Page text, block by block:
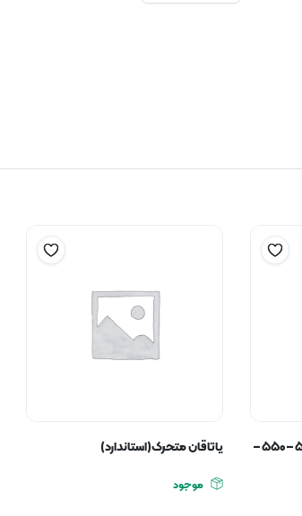
یاتاقان ثابت استاندارد قرمز ۵۳۰ – ۵۵۰ –
یاتاقان متحرک(استاندارد)
موجود